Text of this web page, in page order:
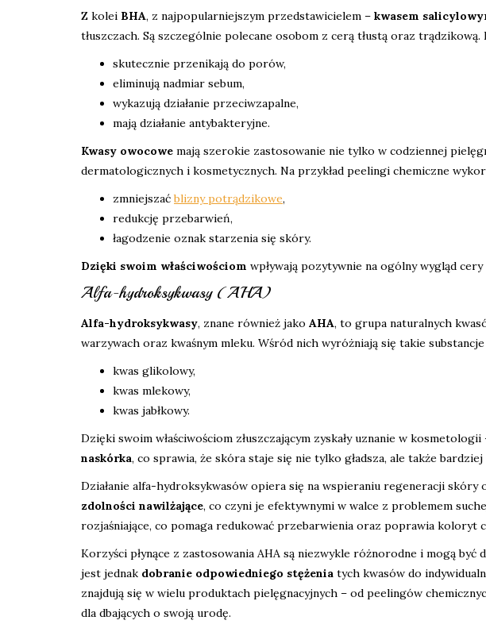
Z kolei BHA, z najpopularniejszym przedstawicielem – kwasem
tłuszczach. Są szczególnie polecane osobom z cerą tłustą oraz trądzikową.
skutecznie przenikają do porów,
eliminują nadmiar sebum,
wykazują działanie przeciwzapalne,
mają działanie antybakteryjne.
Kwasy owocowe mają szerokie zastosowanie nie tylko w codziennej
dermatologicznych i kosmetycznych. Na przykład peelingi chemiczne
zmniejszaćblizny potrądzikowe,
redukcję przebarwień,
łagodzenie oznak starzenia się skóry.
Dzięki swoim właściwościom wpływają pozytywnie na ogólny wygląd
Alfa-hydroksykwasy (AHA)
Alfa-hydroksykwasy, znane również jako AHA, to grupa naturalnych
warzywach oraz kwaśnym mleku. Wśród nich wyróżniają się takie substancje
kwas glikolowy,
kwas mlekowy,
kwas jabłkowy.
Dzięki swoim właściwościom złuszczającym zyskały uznanie w kosmetologii
naskórka, co sprawia, że skóra staje się nie tylko gładsza, ale także
Działanie alfa-hydroksykwasów opiera się na wspieraniu regeneracji
zdolności nawilżające, co czyni je efektywnymi w walce z problemem
rozjaśniające, co pomaga redukować przebarwienia oraz poprawia koloryt
Korzyści płynące z zastosowania AHA są niezwykle różnorodne i mogą
jest jednak dobranie odpowiedniego stężenia tych kwasów do
znajdują się w wielu produktach pielęgnacyjnych – od peelingów
dla dbających o swoją urodę.